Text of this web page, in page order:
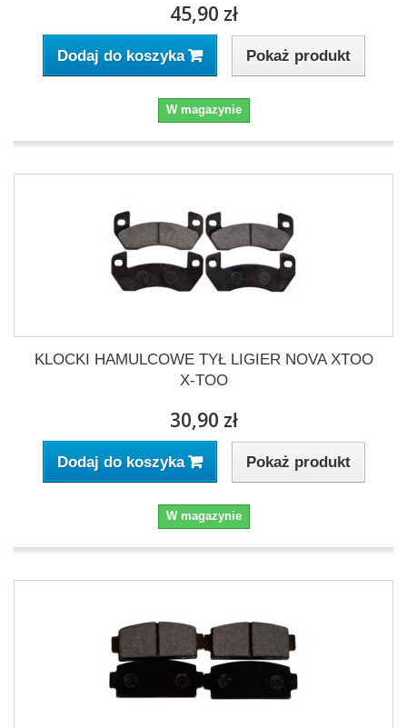
45,90 zł
Dodaj do koszyka Pokaż produkt
W magazynie
KLOCKI HAMULCOWE TYŁ LIGIER NOVA XTOO
X-TOO
30,90 zł
Dodaj do koszyka Pokaż produkt
W magazynie